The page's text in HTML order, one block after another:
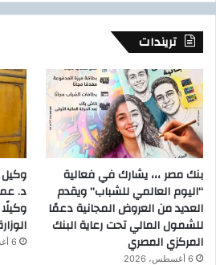
تريندات
بنك مصر ،،، يشارك في فعالية
“اليوم العالمي للشباب” ويقدم
العديد من العروض المجانية دعمًا
للشمول المالي تحت رعاية البنك
المركزي المصري
6 أغسطس، 2026
وكيل
د.
6 أغسطس، 2026